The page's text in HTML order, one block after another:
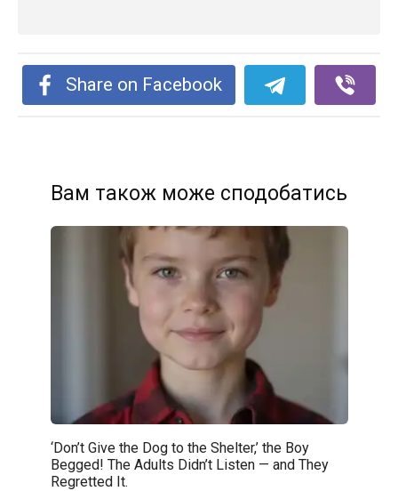
Share on Facebook
Вам також може сподобатись
‘Don’t Give the Dog to the Shelter,’ the Boy
Begged! The Adults Didn’t Listen — and They
Regretted It.